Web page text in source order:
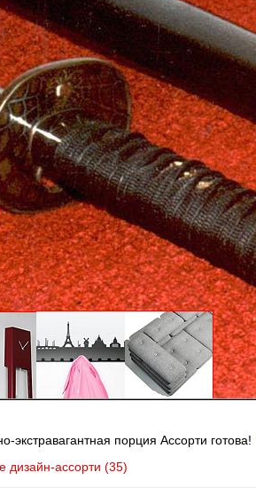
экстравагантная порция Ассорти готова!
дизайн-ассорти (35)